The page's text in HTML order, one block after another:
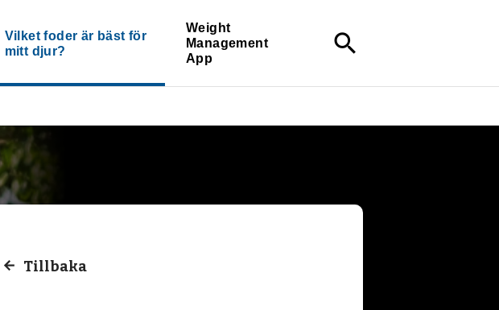
Vilket foder är bäst för
mitt djur?
Weight
Management
App
search
Tillbaka